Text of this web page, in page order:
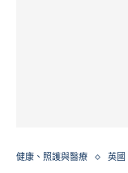
健康、照護與醫療 英國